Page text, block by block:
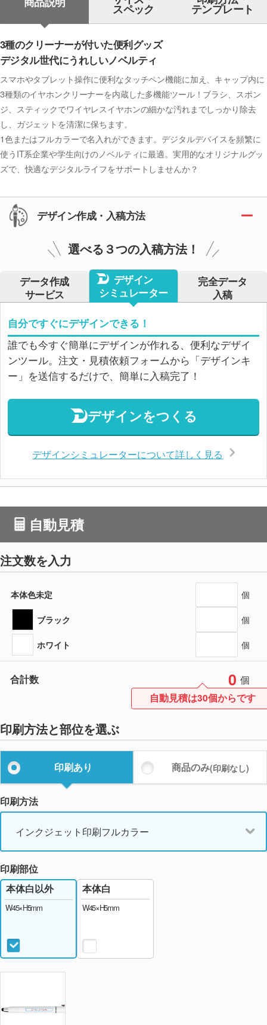
スペック テンプレート
3種のクリーナーが付いた便利グッズ
デジタル世代にうれしいノベルティ
スマホやタブレット操作に便利なタッチペン機能に加え、キャップ内に
3種類のイヤホンクリーナーを内蔵した多機能ツール！ブラシ、スポン
ジ、スティックでワイヤレスイヤホンの細かな汚れまでしっかり除去
し、ガジェットを清潔に保ちます。
1色またはフルカラーで名入れができます。デジタルデバイスを頻繁に
使うIT系企業や学生向けのノベルティに最適。実用的なオリジナルグッ
ズで、快適なデジタルライフをサポートしませんか？
デザイン作成・入稿方法
選べる３つの入稿方法！
データ作成
サービス
デザイン
シミュレーター
完全データ
入稿
自分ですぐにデザインできる！
誰でも今すぐ簡単にデザインが作れる、便利なデザイ
ンツール。注文・見積依頼フォームから「デザインキ
ー」を送信するだけで、簡単に入稿完了！
デザインをつくる
デザインシミュレーターについて詳しく見る
自動見積
注文数を入力
本体色未定 個
ブラック 個
ホワイト 個
合計数 0 個
自動見積は30個からです
印刷方法と部位を選ぶ
印刷あり 商品のみ(印刷なし)
印刷方法
インクジェット印刷フルカラー
印刷部位
本体白以外
W45×H5mm
本体白
W45×H5mm